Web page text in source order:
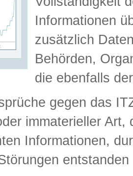
Informationen
zusätzlich
Behörden,
die ebenfalls
gegen das
immaterieller
Informationen,